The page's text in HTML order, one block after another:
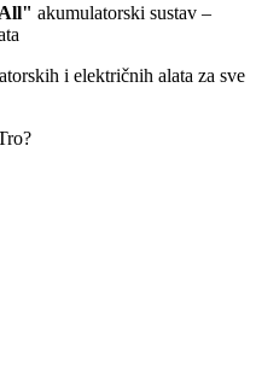
akumulatorski sustav –
i električnih alata za sve